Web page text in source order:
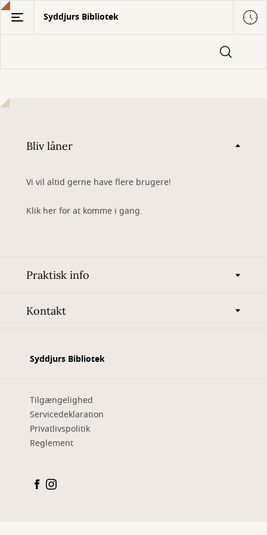
Gå
hovedindhold
Syddjurs Bibliotek
Bliv låner
Vi vil altid gerne have flere brugere!
Klik her for at komme i gang.
Praktisk info
Kontakt
Syddjurs Bibliotek
Tilgængelighed
Servicedeklaration
Privatlivspolitik
Reglement